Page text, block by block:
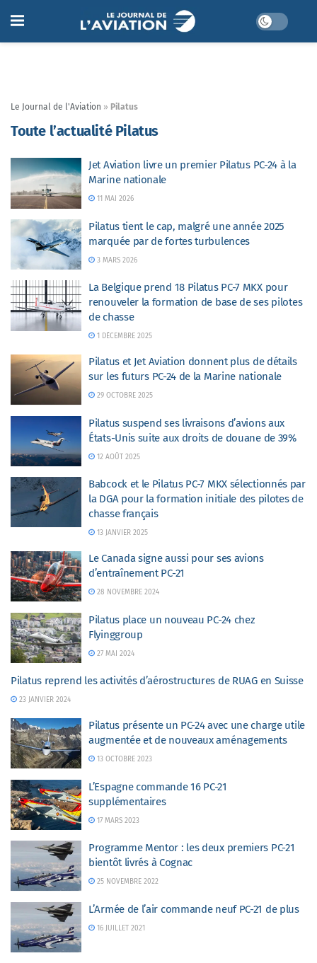
Le Journal de l'Aviation » Pilatus
Toute l’actualité Pilatus
Jet Aviation livre un premier Pilatus PC-24 à la
Marine nationale
11 MAI 2026
Pilatus tient le cap, malgré une année 2025
marquée par de fortes turbulences
3 MARS 2026
La Belgique prend 18 Pilatus PC-7 MKX pour
renouveler la formation de base de ses pilotes
de chasse
1 DÉCEMBRE 2025
Pilatus et Jet Aviation donnent plus de détails
sur les futurs PC-24 de la Marine nationale
29 OCTOBRE 2025
Pilatus suspend ses livraisons d’avions aux
États-Unis suite aux droits de douane de 39%
12 AOÛT 2025
Babcock et le Pilatus PC-7 MKX sélectionnés par
la DGA pour la formation initiale des pilotes de
chasse français
13 JANVIER 2025
Le Canada signe aussi pour ses avions
d’entraînement PC-21
28 NOVEMBRE 2024
Pilatus place un nouveau PC-24 chez
Flyinggroup
27 MAI 2024
Pilatus reprend les activités d’aérostructures de RUAG en Suisse
23 JANVIER 2024
Pilatus présente un PC-24 avec une charge utile
augmentée et de nouveaux aménagements
13 OCTOBRE 2023
L’Espagne commande 16 PC-21
supplémentaires
17 MARS 2023
Programme Mentor : les deux premiers PC-21
bientôt livrés à Cognac
25 NOVEMBRE 2022
L’Armée de l’air commande neuf PC-21 de plus
16 JUILLET 2021